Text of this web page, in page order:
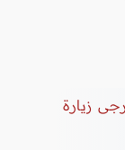
زيارة